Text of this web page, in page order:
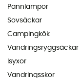
Pannlampor
Sovsäckar
Campingkök
Vandringsryggsäckar
Isyxor
Vandringsskor